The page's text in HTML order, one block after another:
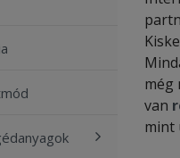
még
van
mint